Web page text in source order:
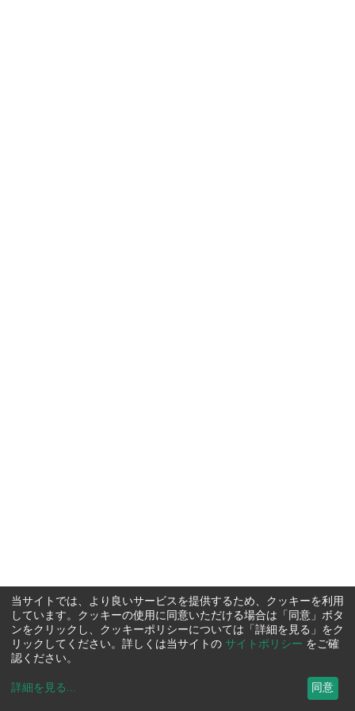
当サイトでは、より良いサービスを提供するため、クッキーを利用
しています。クッキーの使用に同意いただける場合は「同意」ボタ
ンをクリックし、クッキーポリシーについては「詳細を見る」をク
リックしてください。詳しくは当サイトの サイトポリシー をご確
認ください。
詳細を見る ... 同意